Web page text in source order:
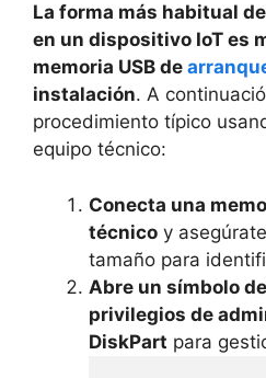
La forma más habitual
en un dispositivo IoT es
memoria USB de
instalación. A
procedimiento típico
equipo técnico:
Conecta una
técnico y
tamaño para
Abre un símbolo
privilegios de
DiskPart para